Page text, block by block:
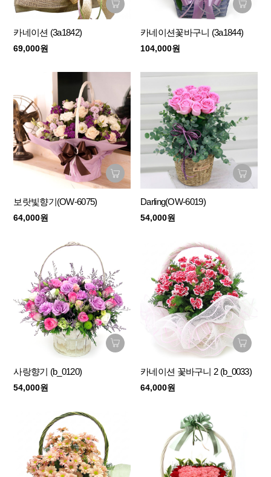
카네이션 (3a1842)
69,000원
카네이션꽃바구니 (3a1844)
104,000원
보랏빛향기(OW-6075)
64,000원
Darling(OW-6019)
54,000원
사랑향기 (b_0120)
54,000원
카네이션 꽃바구니 2 (b_0033)
64,000원